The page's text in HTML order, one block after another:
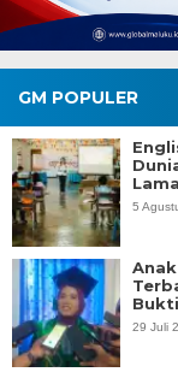
GM POPULER
5
29 Juli